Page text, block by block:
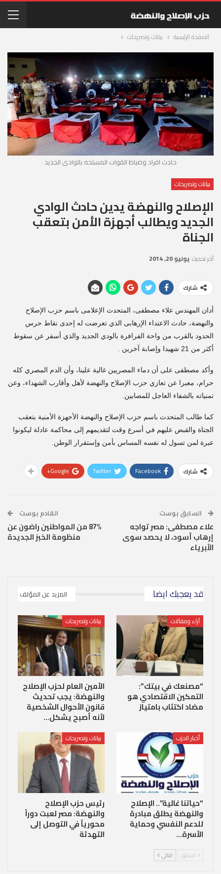
الصفحة الرئيسية بيانات وتصريحات
حادث افراد وضباط القوات المسلحه بالوادى الجديد
بيانات وتصريحات
الإصلاح والنهضة يدين حادث الوادي
الجديد ويطالب أجهزة الأمن بتعقب
الجناة
آخر تحديث يوليو 20, 2014
شارك
أدان المهندس علاء مصطفى، المتحدث الإعلامى باسم حزب الإصلاح
والنهضة، حادث الاعتداء الإرهابى الذي تعرضت له إحدى نقاط حرس
الحدود بالقرب من واحة الفرافرة بالودي الجديد والذي أسفر عن سقوط
أكثر من 21 شهيدا وإصابة آخرين .
وأكد مصطفى على أن دماء المصريين غالية علينا، وأن الدم المصري كله
حرام، معبرا عن تعازي حزب الإصلاح والنهضة لأهل وأقارب الشهداء، وعن
تمنياته بالشفاء العاجل للمصابين.
كما طالب المتحدث باسم حزب الإصلاح والنهضة الأجهزة الأمنية بتعقب
الجناة والقبض عليهم في أسرع وقت لتقديمهم إلى محاكمة عادلة ليكونوا
عبرة لمن تسول له نفسه المساس بأمن وإستقرار الوطن.
شارك Facebook
Twitter
Google+
السابق بوست
علاء مصطفى: مصر تواجه
إرهاب أسود، لا يحصد سوى
الأبرياء
القادم بوست
87% من المواطنين راضون عن
منظومة الخبز الجديدة
قد يعجبك ايضا المزيد عن المؤلف
آراء ومقالات
“مصنعك في بيتك”:
التمكين الاقتصادي هو
مضاد اكتئاب بامتياز
بيانات وتصريحات
الأمين العام لحزب الإصلاح
والنهضة: يجب تحديث
قانون الأحوال الشخصية
لأنه أصبح يشكل…
أخبار الحزب
“حياتنا غالية”.. الإصلاح
والنهضة يطلق مبادرة
للدعم النفسي وحماية
الأسرة…
بيانات وتصريحات
رئيس حزب الإصلاح
والنهضة: مصر لعبت دوراً
محورياً في التوصل إلى
التهدئة
السابق التالي